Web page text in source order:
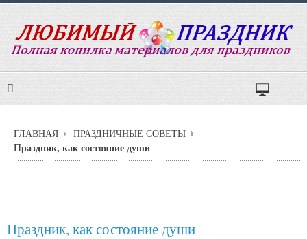
ГЛАВНАЯ ПРАЗДНИЧНЫЕ СОВЕТЫ
Праздник, как состояние души
Праздник, как состояние души